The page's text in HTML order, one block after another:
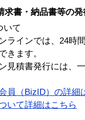
求書・納品書等の
いて
ラインでは、24時
きます。
見積書発行には、
員（BizID）の詳細
いて詳細はこちら